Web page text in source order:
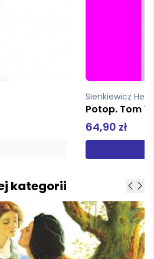
Potop. Tom 1 (edycja kolekcjonerska z barwionymi brzegami)
kategorii